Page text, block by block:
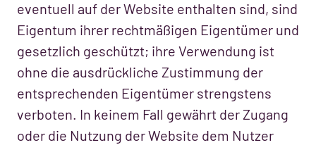
eventuell auf der Website enthalten sind, sind
Eigentum ihrer rechtmäßigen Eigentümer und
gesetzlich geschützt; ihre Verwendung ist
ohne die ausdrückliche Zustimmung der
entsprechenden Eigentümer strengstens
verboten. In keinem Fall gewährt der Zugang
oder die Nutzung der Website dem Nutzer